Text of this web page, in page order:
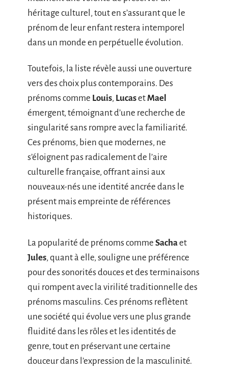
héritage culturel, tout en s’assurant que le
prénom de leur enfant restera intemporel
dans un monde en perpétuelle évolution.
Toutefois, la liste révèle aussi une ouverture
vers des choix plus contemporains. Des
prénoms comme Louis, Lucaset Mael
émergent, témoignant d’une recherche de
singularité sans rompre avec la familiarité.
Ces prénoms, bien que modernes, ne
s’éloignent pas radicalement de l’aire
culturelle française, offrant ainsi aux
nouveaux-nés une identité ancrée dans le
présent mais empreinte de références
historiques.
La popularité de prénoms comme Sachaet
Jules, quant à elle, souligne une préférence
pour des sonorités douces et des terminaisons
qui rompent avec la virilité traditionnelle des
prénoms masculins. Ces prénoms reflètent
une société qui évolue vers une plus grande
fluidité dans les rôles et les identités de
genre, tout en préservant une certaine
douceur dans l’expression de la masculinité.